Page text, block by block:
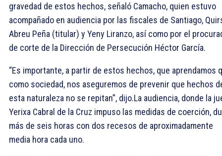
gravedad de estos hechos, señaló Camacho, quien estuvo
acompañado en audiencia por las fiscales de Santiago,
Abreu Peña (titular) y Yeny Liranzo, así como por el
de corte de la Dirección de Persecución Héctor García.
“Es importante, a partir de estos hechos, que aprendamos
como sociedad, nos aseguremos de prevenir que hechos
esta naturaleza no se repitan”, dijo.La audiencia, donde la
Yerixa Cabral de la Cruz impuso las medidas de coerción,
más de seis horas con dos recesos de aproximadamente
media hora cada uno.